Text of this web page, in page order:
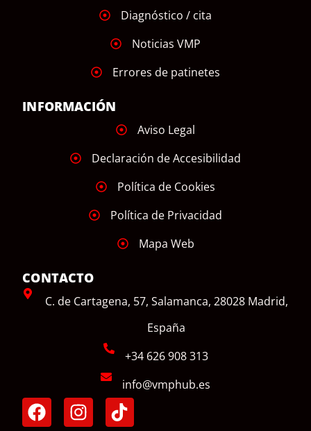
Diagnóstico / cita
Noticias VMP
Errores de patinetes
INFORMACIÓN
Aviso Legal
Declaración de Accesibilidad
Política de Cookies
Política de Privacidad
Mapa Web
CONTACTO
C. de Cartagena, 57, Salamanca, 28028 Madrid,
España
+34 626 908 313
info@vmphub.es